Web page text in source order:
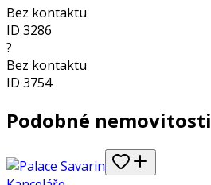
Bez kontaktu
ID 3286
?
Bez kontaktu
ID 3754
Podobné nemovitosti